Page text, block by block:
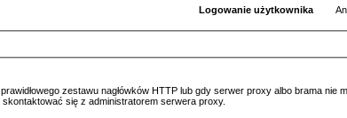
Logowanie użytkownika
zestawu nagłówków HTTP lub gdy serwer proxy albo brama
się z administratorem serwera proxy.